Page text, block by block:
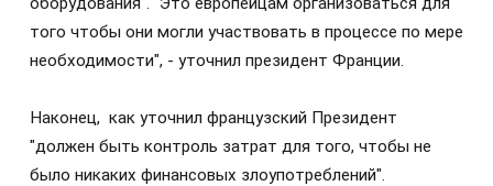
того чтобы они могли участвовать в процессе по мере
необходимости", - уточнил президент Франции.
Наконец, как уточнил французский Президент
"должен быть контроль затрат для того, чтобы не
было никаких финансовых злоупотреблений".